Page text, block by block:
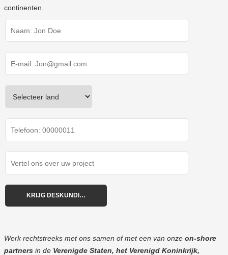
continenten.
Werk rechtstreeks met ons samen of met een van onze on-shore
partnersin de Verenigde Staten, het Verenigd Koninkrijk,